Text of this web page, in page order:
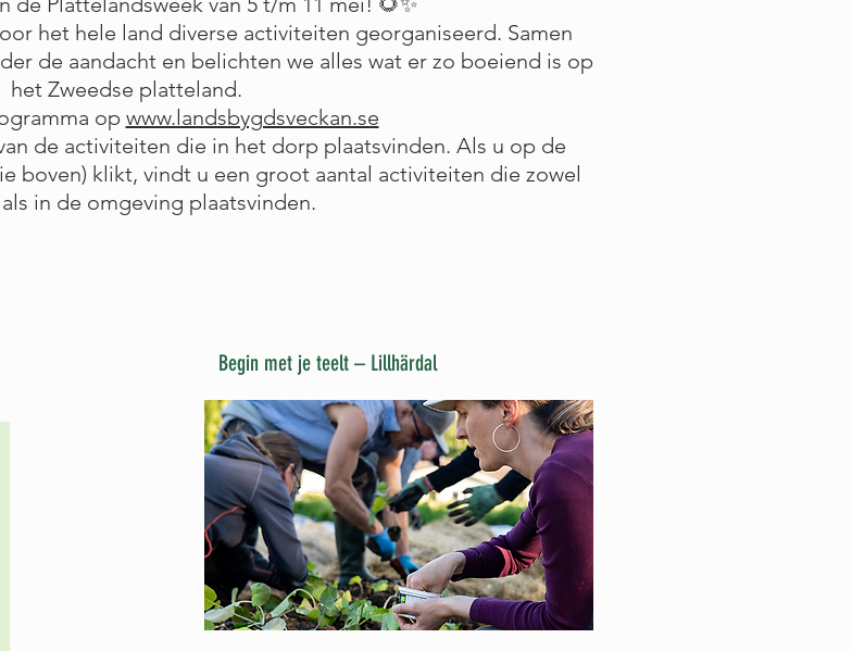
het hele land diverse activiteiten georganiseerd. Samen
de aandacht en belichten we alles wat er zo boeiend is op
het Zweedse platteland.
op www.landsbygdsveckan.se
de activiteiten die in het dorp plaatsvinden. Als u op de
boven) klikt, vindt u een groot aantal activiteiten die zowel
in de omgeving plaatsvinden.
Begin met je teelt – Lillhärdal